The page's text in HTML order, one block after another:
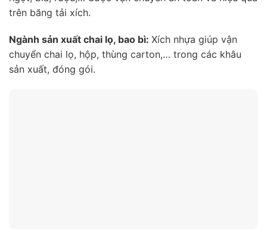
trên băng tải xích.
Ngành sản xuất chai lọ, bao bì: Xích nhựa giúp vận
chuyển chai lọ, hộp, thùng carton,… trong các khâu
sản xuất, đóng gói.